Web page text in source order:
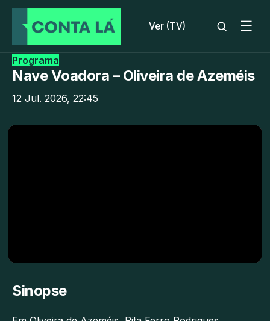
Ver (TV) ☰
Programa
Nave Voadora – Oliveira de Azeméis
12 Jul. 2026, 22:45
Sinopse